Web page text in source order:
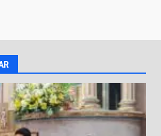
A LA SECRETARÍA DE LA
agosto de 2026
peatón arrollado por
en Yuriria
agosto de 2026